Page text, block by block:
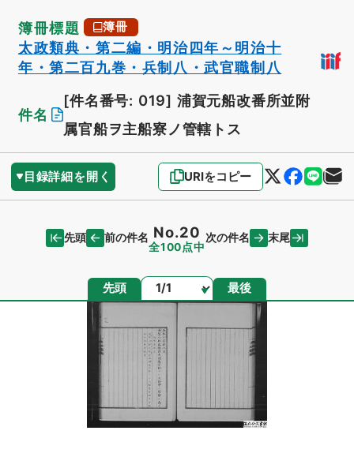
簿冊標題 簿冊
太政類典・第二編・明治四年～明治十
年・第二百九巻・兵制八・武官職制八
件名
[件名番号: 019] 浦賀元船改番所並附
属官船ヲ主船寮ノ管轄トス
目録詳細を開く URIをコピー
先頭 前の件名 No.20
全100点中
次の件名 末尾
先頭 ページ 最後